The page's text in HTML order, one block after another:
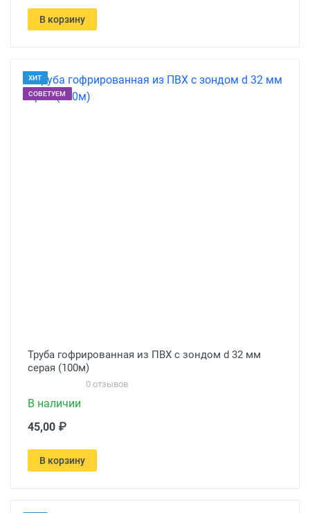
В корзину
ХИТ
СОВЕТУЕМ
Труба гофрированная из ПВХ с зондом d 32 мм
серая (100м)
0 отзывов
В наличии
45,00 ₽
В корзину